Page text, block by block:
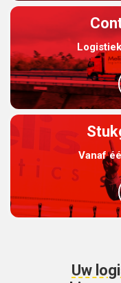
Vanaf
Uw